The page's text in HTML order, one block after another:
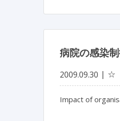
病院の感染
2009.09.30 ☆
Impact of